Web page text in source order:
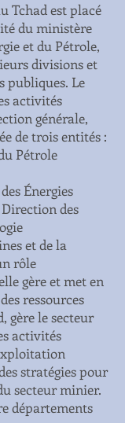
Tchad est placé
du ministère
et du Pétrole,
divisions et
publiques. Le
activités
générale,
de trois entités :
Pétrole
Énergies
Direction des
et de la
rôle
gère et met en
ressources
gère le secteur
activités
stratégies pour
secteur minier.
départements